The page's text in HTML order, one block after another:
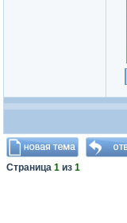
Страница 1 из 1